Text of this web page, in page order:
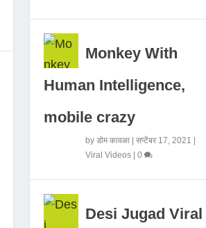
Monkey With
Human Intelligence,
mobile crazy
by डोम कावळा| सप्टेंबर 17, 2021 |
Viral Videos| 0
Desi Jugad Viral